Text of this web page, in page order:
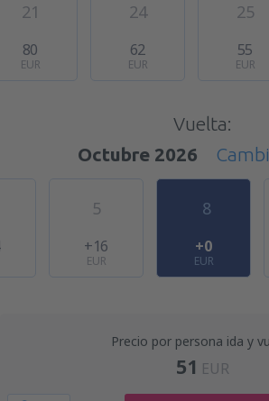
21
80
EUR
24
62
EUR
25
55
EUR
Vuelta:
Octubre 2026
5
+16
EUR
8
+0
EUR
Precio por persona ida y
51 EUR